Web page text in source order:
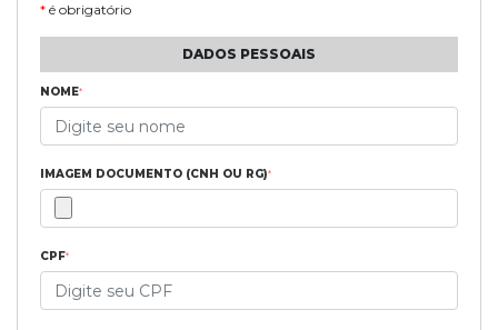
* é obrigatório
DADOS PESSOAIS
NOME*
IMAGEM DOCUMENTO (CNH OU RG)*
CPF*